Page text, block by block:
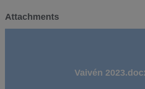
Attachments
Vaivén